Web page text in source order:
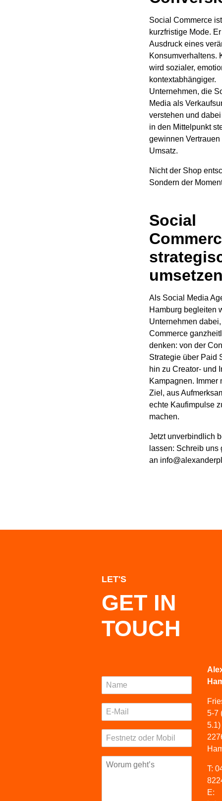
Social Commerce
kurzfristige Mode.
Ausdruck eines
Konsumverhaltens.
wird sozialer,
kontextabhängiger.
Unternehmen, die
Media als
verstehen und
in den Mittelpunkt
gewinnen Vertrauen
Umsatz.
Nicht der Shop
Sondern der
Social
Als Social Media
Hamburg begleiten
Unternehmen
Commerce
denken: von der
Strategie über Paid
hin zu Creator- und
Kampagnen. Immer
Ziel, aus
echte Kaufimpulse
machen.
Jetzt unverbindlich
lassen: Schreib uns
an
LET'S
GET IN
TOUCH
5-7
5.1)
T:
E: